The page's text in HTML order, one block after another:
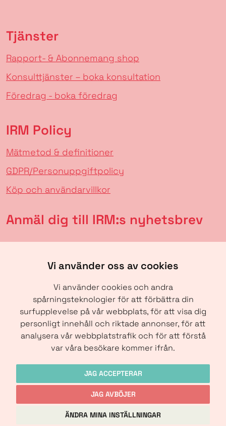
Vi använder oss av cookies
Vi använder cookies och andra
spårningsteknologier för att förbättra din
surfupplevelse på vår webbplats, för att visa dig
personligt innehåll och riktade annonser, för att
analysera vår webbplatstrafik och för att förstå
var våra besökare kommer ifrån.
JAG ACCEPTERAR
JAG AVBÖJER
ÄNDRA MINA INSTÄLLNINGAR
Tjänster
Rapport- & Abonnemang shop
Konsulttjänster – boka konsultation
Föredrag - boka föredrag
IRM Policy
Mätmetod & definitioner
GDPR/Personuppgiftpolicy
Köp och användarvillkor
Anmäl dig till IRM:s nyhetsbrev
SKICKA
Copyright © IRM-Media 2024